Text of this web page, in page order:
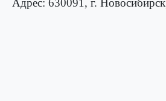
Адрес: 630091, г.